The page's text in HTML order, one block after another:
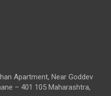
Apartment, Near Goddev
– 401 105 Maharashtra,